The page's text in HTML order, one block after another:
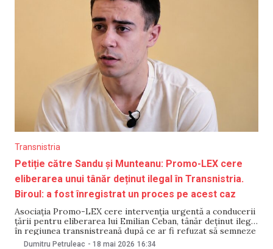
Transnistria
Petiție către Sandu și Munteanu: Promo-LEX cere
eliberarea unui tânăr deținut ilegal în Transnistria.
Biroul: a fost înregistrat un proces pe acest caz
Asociația Promo-LEX cere intervenția urgentă a conducerii
țării pentru eliberarea lui Emilian Ceban, tânăr deținut ilegal
în regiunea transnistreană după ce ar fi refuzat să semneze
un contract de 10 ani cu structurile paramilitare de la
Dumitru Petruleac - 18 mai 2026 16:34